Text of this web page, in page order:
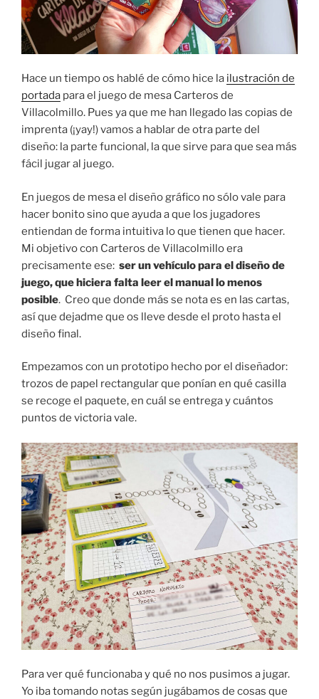
Hace un tiempo os hablé de cómo hice la ilustración de
portada para el juego de mesa Carteros de
Villacolmillo. Pues ya que me han llegado las copias de
imprenta (¡yay!) vamos a hablar de otra parte del
diseño: la parte funcional, la que sirve para que sea más
fácil jugar al juego.
En juegos de mesa el diseño gráfico no sólo vale para
hacer bonito sino que ayuda a que los jugadores
entiendan de forma intuitiva lo que tienen que hacer.
Mi objetivo con Carteros de Villacolmillo era
precisamente ese: ser un vehículo para el diseño de
juego, que hiciera falta leer el manual lo menos
posible. Creo que donde más se nota es en las cartas,
así que dejadme que os lleve desde el proto hasta el
diseño final.
Empezamos con un prototipo hecho por el diseñador:
trozos de papel rectangular que ponían en qué casilla
se recoge el paquete, en cuál se entrega y cuántos
puntos de victoria vale.
Para ver qué funcionaba y qué no nos pusimos a jugar.
Yo iba tomando notas según jugábamos de cosas que